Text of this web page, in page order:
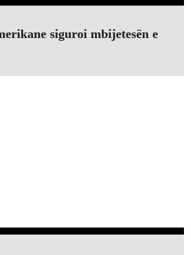
siguroi mbijetesën e